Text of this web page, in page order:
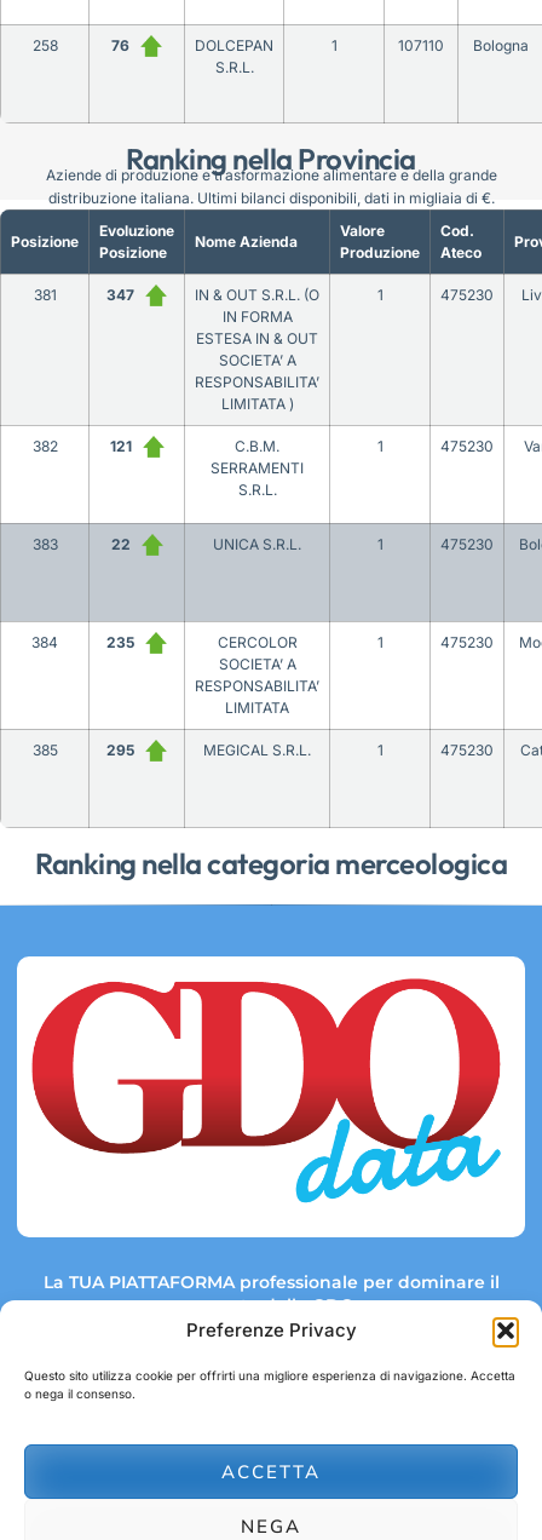
Preferenze Privacy
Questo sito utilizza cookie per offrirti una migliore esperienza di navigazione. Accetta
o nega il consenso.
ACCETTA
NEGA
Ranking nella Provincia
258 76
DOLCEPAN
S.R.L.
1 107110 Bologna
Ranking nella categoria merceologica
Posizione
Evoluzione
Posizione
Nome Azienda
Valore
Produzione
Cod.
Ateco
381 347
IN & OUT S.R.L. (O
IN FORMA
ESTESA IN & OUT
SOCIETA’ A
RESPONSABILITA’
LIMITATA )
1 475230
382 121
C.B.M.
SERRAMENTI
S.R.L.
1 475230
383 22 UNICA S.R.L. 1 475230
384 235
CERCOLOR
SOCIETA’ A
RESPONSABILITA’
LIMITATA
1 475230
385 295 MEGICAL S.R.L. 1 475230
Aziende di produzione e trasformazione alimentare e della grande
distribuzione italiana. Ultimi bilanci disponibili, dati in migliaia di €.
La TUA PIATTAFORMA professionale per dominare il
mercato della GDO.
Link rapidi:
abbonamenti@gdodata.it